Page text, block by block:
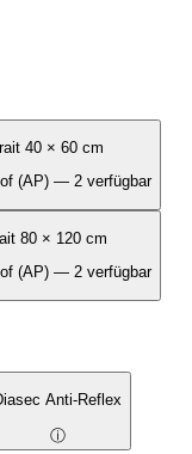
40 × 60 cm
(AP) — 2 verfügbar
80 × 120 cm
(AP) — 2 verfügbar
Anti-Reflex
ⓘ